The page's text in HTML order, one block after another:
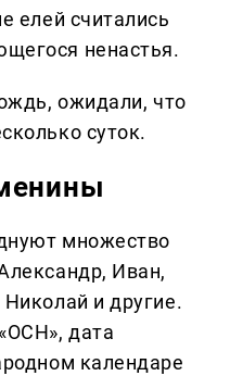
елей считались
ненастья.
ожидали, что
суток.
множество
Иван,
и другие.
дата
календаре